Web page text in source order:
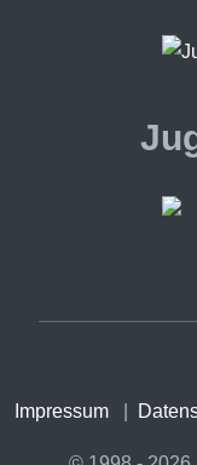
Impressum